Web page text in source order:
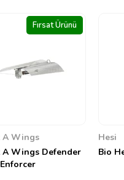
Grow 500 ml
Fırsat Ürünü
Zerum